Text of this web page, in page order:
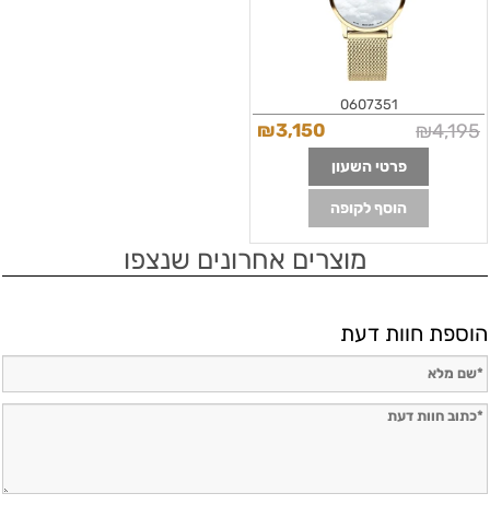
0607351
₪4,195
₪3,150
פרטי השעון
הוסף לקופה
מוצרים אחרונים שנצפו
הוספת חוות דעת